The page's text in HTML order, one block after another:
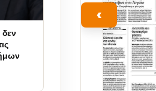
δεν
‹